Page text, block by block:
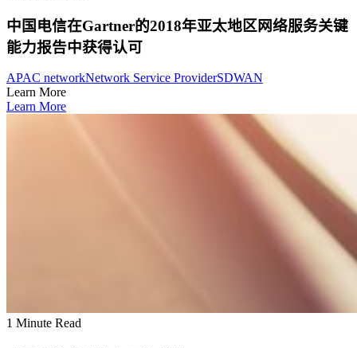
中国电信在Gartner的2018年亚太地区网络服务关键
能力报告中获得认可
APAC networkNetwork Service ProviderSDWAN
Learn More
Learn More
1 Minute Read